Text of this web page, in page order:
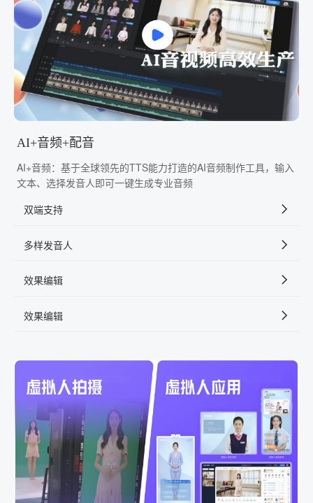
AI+音频+配音
AI+音频：基于全球领先的TTS能力打造的AI音频制作工具，输入
文本、选择发音人即可一键生成专业音频
双端支持
多样发音人
效果编辑
效果编辑